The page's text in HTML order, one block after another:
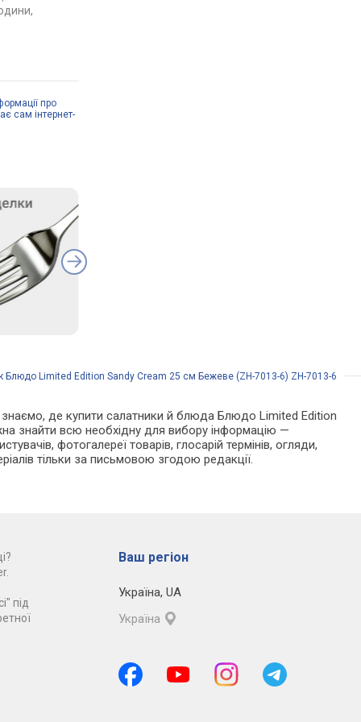
про
сам інтернет-
Блюдо Limited Edition Sandy Cream 25 см Бежеве (ZH-7013-6) ZH-7013-6
знаємо, де купити салатники й блюда Блюдо Limited Edition
знайти всю необхідну для вибору інформацію —
фотогалереї товарів, глосарій термінів, огляди,
тільки за письмовою згодою редакції.
під
Ваш регіон
Україна, UA
Україна